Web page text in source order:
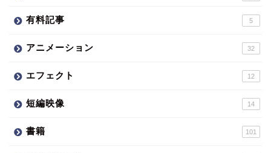
有料記事 5
アニメーション 32
エフェクト 12
短編映像 14
書籍 101